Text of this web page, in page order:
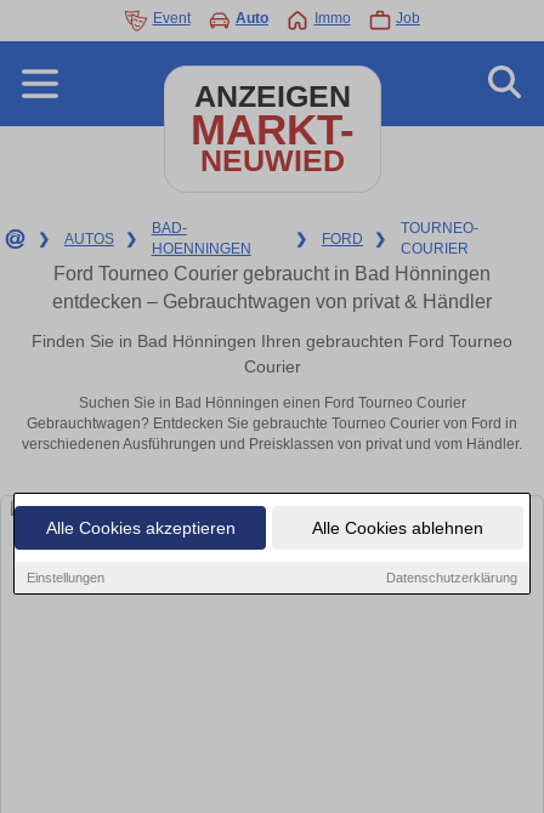
Alle Cookies akzeptieren Alle Cookies ablehnen
Einstellungen Datenschutzerklärung
Event Auto Immo Job
ANZEIGEN
MARKT-
NEUWIED
❯ AUTOS ❯
BAD-
HOENNINGEN
❯ FORD ❯
TOURNEO-
COURIER
Ford Tourneo Courier gebraucht in Bad Hönningen
entdecken – Gebrauchtwagen von privat & Händler
Finden Sie in Bad Hönningen Ihren gebrauchten Ford Tourneo
Courier
Suchen Sie in Bad Hönningen einen Ford Tourneo Courier
Gebrauchtwagen? Entdecken Sie gebrauchte Tourneo Courier von Ford in
verschiedenen Ausführungen und Preisklassen von privat und vom Händler.